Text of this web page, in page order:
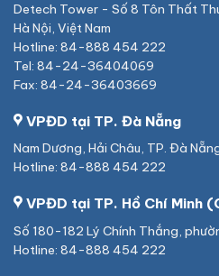
Detech Tower - Số 8 Tôn Thất
Hà Nội, Việt Nam
Hotline: 84-888 454 222
Tel: 84-24-36404069
Fax: 84-24-36403669
VPĐD tại TP. Đà Nẵng
Nam Dương, Hải Châu, TP. Đà
Hotline: 84-888 454 222
VPĐD tại TP. Hồ Chí Minh
Số 180-182 Lý Chính Thắng,
Hotline: 84-888 454 222